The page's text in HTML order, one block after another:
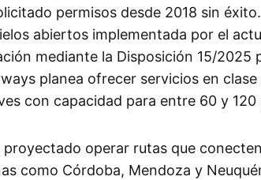
permisos desde 2018 sin
abiertos implementada por el
mediante la Disposición 15/2025
planea ofrecer servicios en
con capacidad para entre 60 y 120
proyectado operar rutas que
como Córdoba, Mendoza y